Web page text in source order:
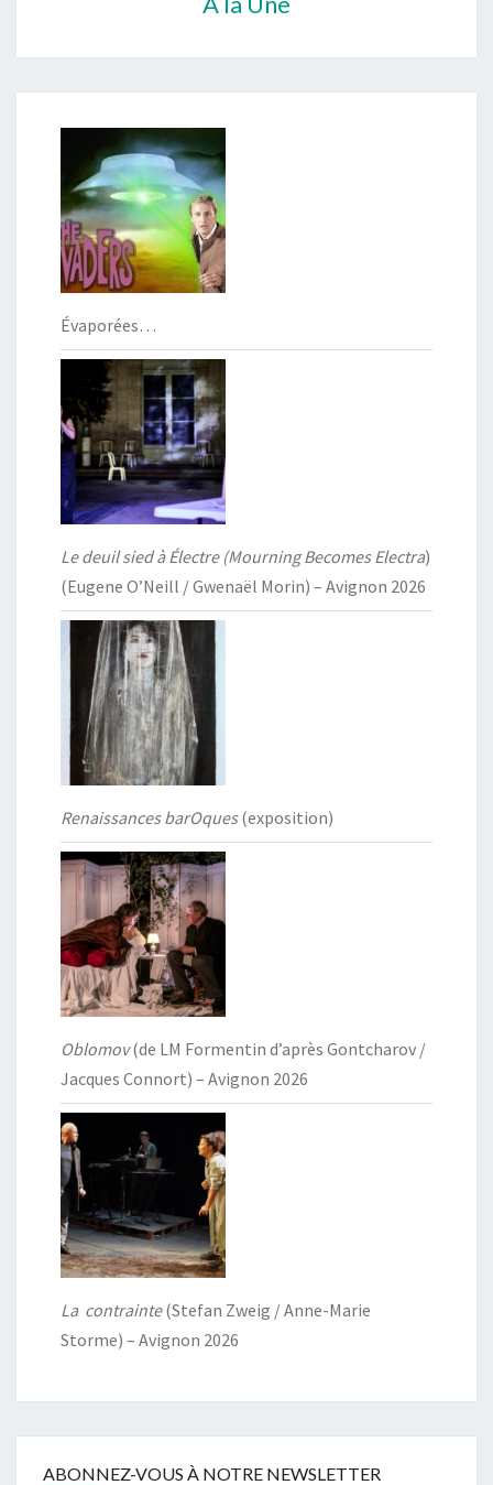
Évaporées…
Le deuil sied à Électre (Mourning Becomes Electra)
(Eugene O’Neill / Gwenaël Morin) – Avignon 2026
Renaissances barOques(exposition)
Oblomov(de LM Formentin d’après Gontcharov /
Jacques Connort) – Avignon 2026
La contrainte(Stefan Zweig / Anne-Marie
Storme) – Avignon 2026
ABONNEZ-VOUS À NOTRE NEWSLETTER